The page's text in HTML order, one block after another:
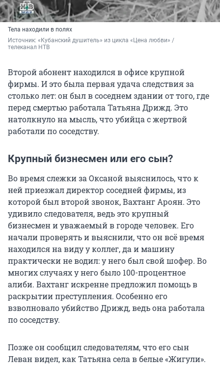
Тела находили в полях
Источник: «Кубанский душитель» из цикла «Цена любви» /
телеканал НТВ
Второй абонент находился в офисе крупной
фирмы. И это была первая удача следствия за
столько лет: он был в соседнем здании от того, где
перед смертью работала Татьяна Дрижд. Это
натолкнуло на мысль, что убийца с жертвой
работали по соседству.
Крупный бизнесмен или его сын?
Во время слежки за Оксаной выяснилось, что к
ней приезжал директор соседней фирмы, из
которой был второй звонок, Вахтанг Ароян. Это
удивило следователя, ведь это крупный
бизнесмен и уважаемый в городе человек. Его
начали проверять и выяснили, что он всё время
находился на виду у коллег, да и машину
практически не водил: у него был свой шофер. Во
многих случаях у него было 100-процентное
алиби. Вахтанг искренне предложил помощь в
раскрытии преступления. Особенно его
взволновало убийство Дрижд, ведь она работала
по соседству.
Позже он сообщил следователям, что его сын
Леван видел, как Татьяна села в белые «Жигули».